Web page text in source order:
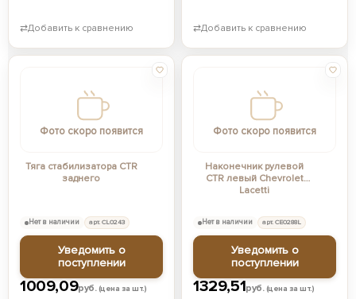
⇄Добавить к сравнению ⇄Добавить к сравнению
Тяга стабилизатора CTR
заднего
Фото скоро появится
1009,09руб.(цена за шт.)
Нет в наличии арт. CL0243
Уведомить о
поступлении
Наконечник рулевой
CTR левый Chevrolet
Lacetti
Фото скоро появится
1329,51руб.(цена за шт.)
Нет в наличии арт. CE0288L
Уведомить о
поступлении